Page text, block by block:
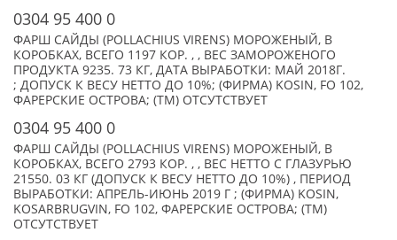
0304 95 400 0
ФАРШ САЙДЫ (POLLACHIUS VIRENS) МОРОЖЕНЫЙ, В
КОРОБКАХ, ВСЕГО 1197 КОР. , , ВЕС ЗАМОРОЖЕНОГО
ПРОДУКТА 9235. 73 КГ, ДАТА ВЫРАБОТКИ: МАЙ 2018Г.
; ДОПУСК К ВЕСУ НЕТТО ДО 10%; (ФИРМА) KOSIN, FO 102,
ФАРЕРСКИЕ ОСТРОВА; (TM) ОТСУТСТВУЕТ
0304 95 400 0
ФАРШ САЙДЫ (POLLACHIUS VIRENS) МОРОЖЕНЫЙ, В
КОРОБКАХ, ВСЕГО 2793 КОР. , , ВЕС НЕТТО С ГЛАЗУРЬЮ
21550. 03 КГ (ДОПУСК К ВЕСУ НЕТТО ДО 10%) , ПЕРИОД
ВЫРАБОТКИ: АПРЕЛЬ-ИЮНЬ 2019 Г ; (ФИРМА) KOSIN,
KOSARBRUGVIN, FO 102, ФАРЕРСКИЕ ОСТРОВА; (TM)
ОТСУТСТВУЕТ